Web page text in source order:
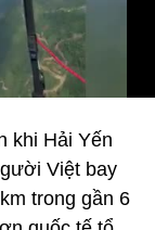
khi Hải Yến
Việt bay
trong gần 6